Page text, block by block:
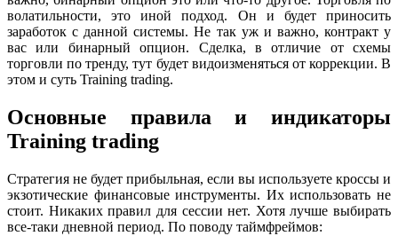
волатильности, это иной подход. Он и будет приносить
заработок с данной системы. Не так уж и важно, контракт у
вас или бинарный опцион. Сделка, в отличие от схемы
торговли по тренду, тут будет видоизменяться от коррекции. В
этом и суть Training trading.
Основные правила и индикаторы
Training trading
Стратегия не будет прибыльная, если вы используете кроссы и
экзотические финансовые инструменты. Их использовать не
стоит. Никаких правил для сессии нет. Хотя лучше выбирать
все-таки дневной период. По поводу таймфреймов: